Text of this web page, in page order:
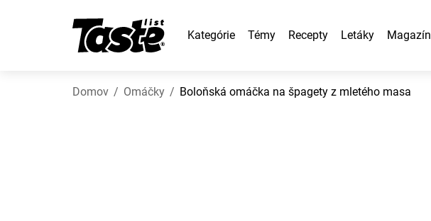
Kategórie Témy Recepty Letáky Magazín
Domov Omáčky Boloňská omáčka na špagety z mletého masa